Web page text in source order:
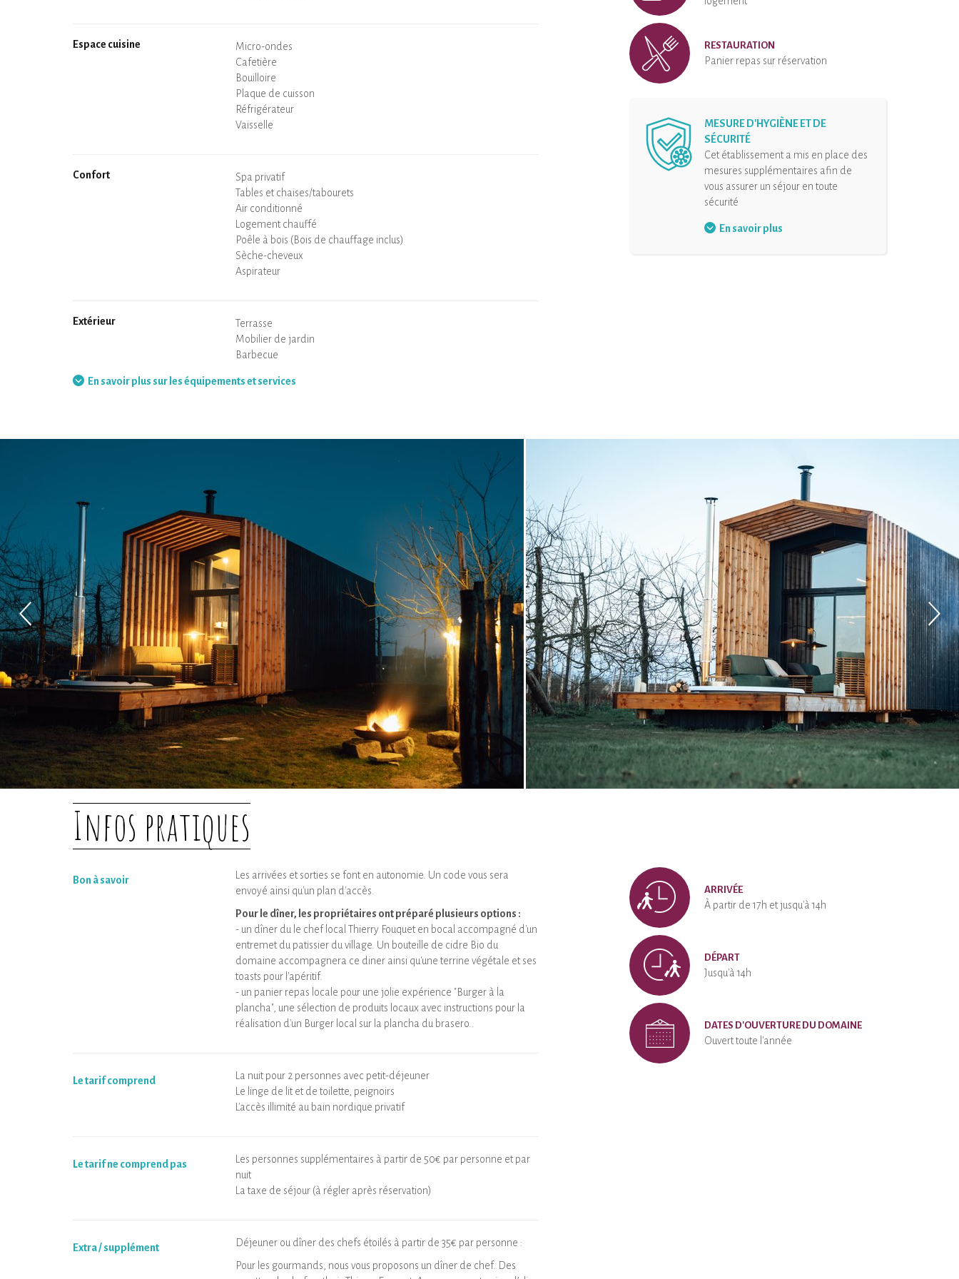
Espace cuisine
Micro-ondes
Cafetière
Bouilloire
Plaque de cuisson
Four
Réfrigérateur
Vaisselle
Confort
Spa privatif
Sauna privatif
Tables et chaises/tabourets
Air conditionné
Logement chauffé
Poêle à bois (Bois de chauffage inclus)
Cheminée
Wifi
TV
Sèche-cheveux
Fer à repasser
Lave-linge
Aspirateur
Extérieur
Terrasse
Mobilier de jardin
Barbecue
En savoir plus sur les équipements et services
RESTAURATION
Panier repas sur réservation
MESURE D'HYGIÈNE ET DE
SÉCURITÉ
Cet établissement a mis en place des
mesures supplémentaires afin de
vous assurer un séjour en toute
sécurité
Organisation des arrivées
En savoir plus
Infos pratiques
Bon à savoir
Les arrivées et sorties se font en autonomie. Un code vous sera
envoyé ainsi qu'un plan d'accès.
Pour le dîner, les propriétaires ont préparé plusieurs options :
- un dîner du le chef local Thierry Fouquet en bocal accompagné d'un
entremet du patissier du village. Un bouteille de cidre Bio du
domaine accompagnera ce diner ainsi qu'une terrine végétale et ses
toasts pour l'apéritif.
- un panier repas locale pour une jolie expérience "Burger à la
plancha", une sélection de produits locaux avec instructions pour la
réalisation d'un Burger local sur la plancha du brasero..
Le tarif comprend
La nuit pour 2 personnes avec petit-déjeuner
Le linge de lit et de toilette, peignoirs
L'accès illimité au bain nordique privatif
Le tarif ne comprend pas
Les personnes supplémentaires à partir de 50€ par personne et par
nuit
La taxe de séjour (à régler après réservation)
Extra / supplément
Déjeuner ou dîner des chefs étoilés à partir de 35€ par personne :
Pour les gourmands, nous vous proposons un dîner de chef. Des
ARRIVÉE
À partir de 17h et jusqu'à 14h
DÉPART
Jusqu'à 14h
DATES D'OUVERTURE DU DOMAINE
Ouvert toute l'année